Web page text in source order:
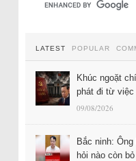
LATEST POPULAR
Khúc ngoặt
phát đi từ
09/08/2026
Bắc ninh:
hỏi nào còn